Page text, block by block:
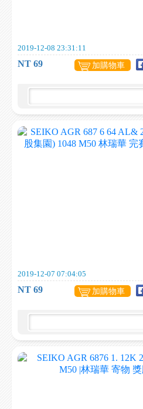
2019-12-08 23:31:11
NT 69 加購物車
2019-12-07 07:04:05
NT 69 加購物車